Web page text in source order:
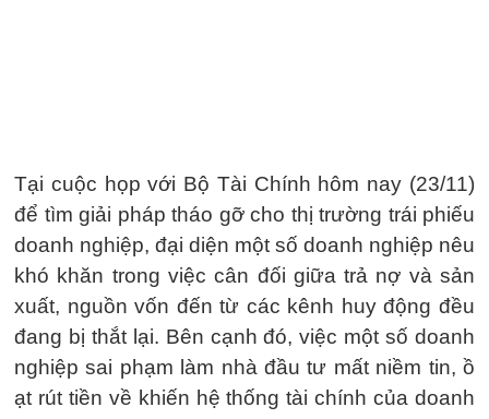
Tại cuộc họp với Bộ Tài Chính hôm nay (23/11)
để tìm giải pháp tháo gỡ cho thị trường trái phiếu
doanh nghiệp, đại diện một số doanh nghiệp nêu
khó khăn trong việc cân đối giữa trả nợ và sản
xuất, nguồn vốn đến từ các kênh huy động đều
đang bị thắt lại. Bên cạnh đó, việc một số doanh
nghiệp sai phạm làm nhà đầu tư mất niềm tin, ồ
ạt rút tiền về khiến hệ thống tài chính của doanh